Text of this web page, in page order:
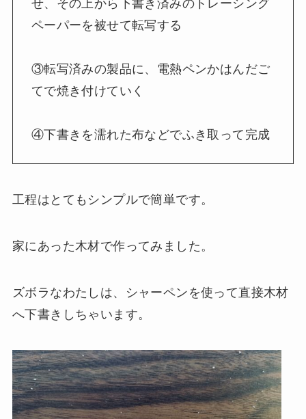
せ、その上から下書き済みのトレーシング
ペーパーを被せて転写する
③転写済みの製品に、電熱ペンかはんだご
てで焼き付けていく
④下書きを濡れた布などでふき取って完成
工程はとてもシンプルで簡単です。
家にあった木材で作ってみました。
ズボラなわたしは、シャーペンを使って直接木材
へ下書きしちゃいます。